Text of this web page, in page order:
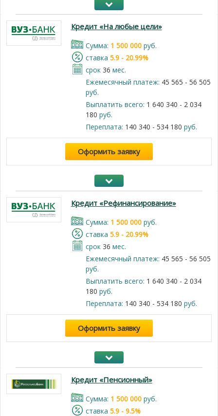
Кредит «На любые цели»
Cумма: 1 500 000руб.
cтавка 5.9 - 20.99%
срок 36 мес.
Ежемесячный платеж: 45 565 - 56 505
руб.
Выплатить всего: 1 640 340 - 2 034
180 руб.
Переплата: 140 340 - 534 180 руб.
Оформить заявку
Кредит «Рефинансирование»
Cумма: 1 500 000руб.
cтавка 5.9 - 20.99%
срок 36 мес.
Ежемесячный платеж: 45 565 - 56 505
руб.
Выплатить всего: 1 640 340 - 2 034
180 руб.
Переплата: 140 340 - 534 180 руб.
Оформить заявку
Кредит «Пенсионный»
Cумма: 1 500 000руб.
cтавка 5.9 - 9.5%